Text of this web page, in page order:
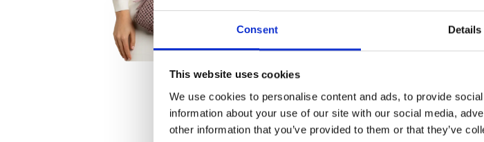
Consent Details
This website uses cookies
We use cookies to personalise content and ads, to provide
information about your use of our site with our social media,
other information that you’ve provided to them or that they’ve